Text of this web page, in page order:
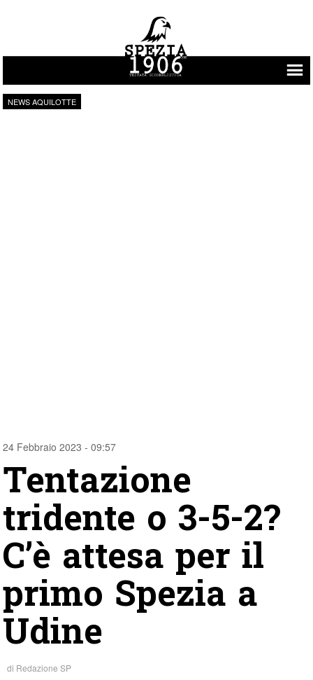
Vai al contenuto
NEWS AQUILOTTE
24 Febbraio 2023 - 09:57
Tentazione
tridente o 3-5-2?
C’è attesa per il
primo Spezia a
Udine
di Redazione SP